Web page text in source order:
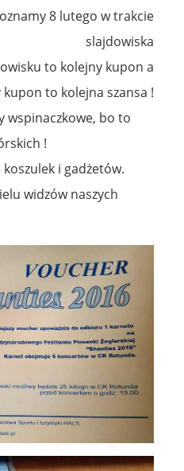
8 lutego w trakcie
slajdowiska
to kolejny kupon a
kupon to kolejna szansa !
wspinaczkowe, bo to
!
i gadżetów.
widzów naszych